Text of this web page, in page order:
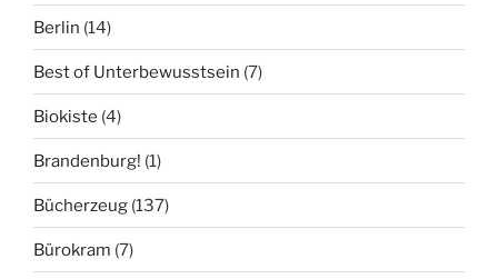
Berlin (14)
Best of Unterbewusstsein (7)
Biokiste (4)
Brandenburg! (1)
Bücherzeug (137)
Bürokram (7)